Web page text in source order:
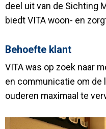
deel uit van de Sichting
biedt VITA woon- en
Behoefte klant
VITA was op zoek naar
en communicatie om
ouderen maximaal te